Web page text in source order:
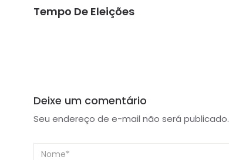
Tempo De Eleições
Deixe um comentário
Seu endereço de e-mail não será publicado.